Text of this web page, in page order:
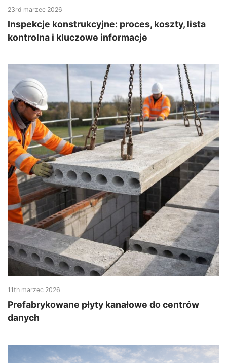
23rd marzec 2026
Inspekcje konstrukcyjne: proces, koszty, lista
kontrolna i kluczowe informacje
11th marzec 2026
Prefabrykowane płyty kanałowe do centrów
danych